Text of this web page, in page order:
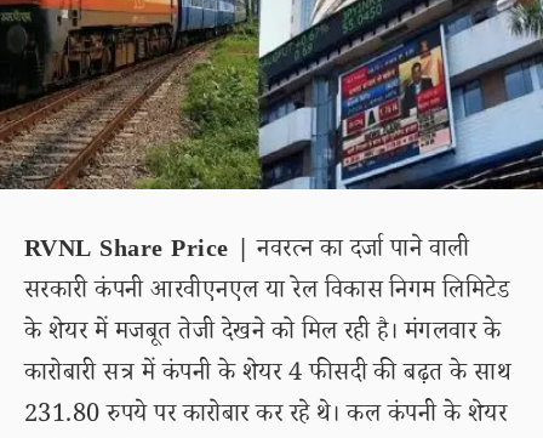
RVNL Share Price | नवरत्न का दर्जा पाने वाली
सरकारी कंपनी आरवीएनएल या रेल विकास निगम लिमिटेड
के शेयर में मजबूत तेजी देखने को मिल रही है। मंगलवार के
कारोबारी सत्र में कंपनी के शेयर 4 फीसदी की बढ़त के साथ
231.80 रुपये पर कारोबार कर रहे थे। कल कंपनी के शेयर